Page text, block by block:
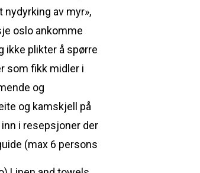
av myr»,
oslo ankomme
ikke plikter å spørre
som fikk midler i
og
og kamskjell på
i resepsjoner der
(max 6 persons